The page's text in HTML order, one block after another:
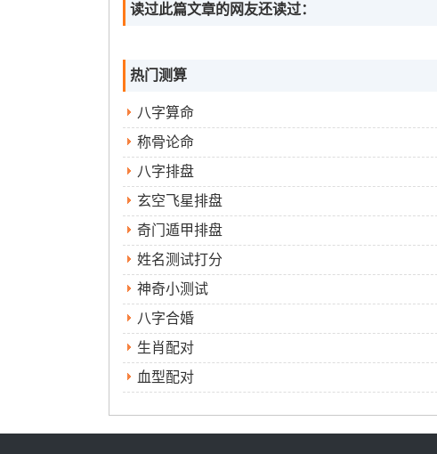
读过此篇文章的网友还读过：
热门测算
八字算命
称骨论命
八字排盘
玄空飞星排盘
奇门遁甲排盘
姓名测试打分
神奇小测试
八字合婚
生肖配对
血型配对